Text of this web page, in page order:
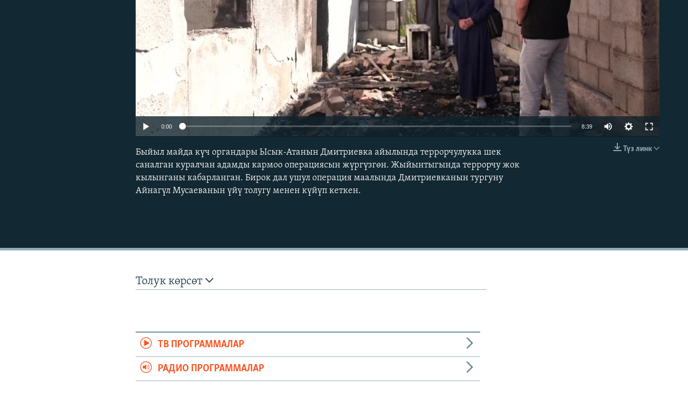
EMBED
0:00 8:39
240p
Түз линк
Быйыл майда күч органдары Ысык-Атанын Дмитриевка айылында террорчулукка шек
саналган куралчан адамды кармоо операциясын жүргүзгөн. Жыйынтыгында террорчу жок
кылынганы кабарланган. Бирок дал ушул операция маалында Дмитриевканын тургуну
Айнагүл Мусаеванын үйү толугу менен күйүп кеткен.
Толук көрсөт
ТВ ПРОГРАММАЛАР
РАДИО ПРОГРАММАЛАР